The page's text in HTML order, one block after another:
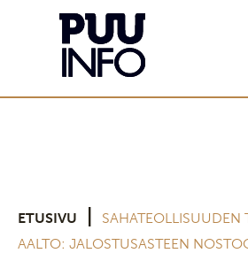
ETUSIVU
SAHATEOLLISUUDEN
AALTO: JALOSTUSASTEEN